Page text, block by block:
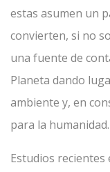
estas asumen un
convierten, si no
una fuente de
Planeta dando
ambiente y, en
para la humanidad.
Estudios recientes